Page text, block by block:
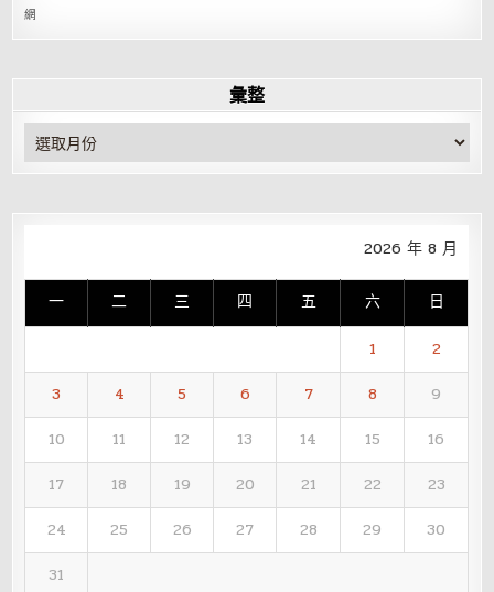
網
彙整
彙
整
2026 年 8 月
一 二 三 四 五 六 日
1
2
3
4 5 6 7 8
9
10
11 12 13 14 15
16
17
18 19 20 21 22
23
24
25 26 27 28 29
30
31